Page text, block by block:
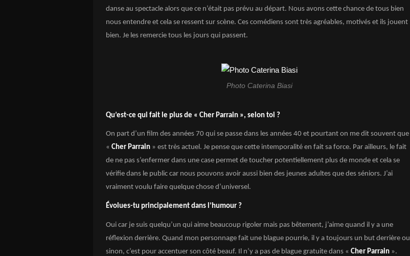
danse au spectacle alors que ce n’était pas prévu au départ. Nous avons cette chance de tous bien
nous entendre et cela se ressent sur scène. Ces comédiens sont très agréables, motivés et ils jouent
bien. Je les remercie tous les jours qui passent.
Photo Caterina Biasi
Qu’est-ce qui fait le plus de « Cher Parrain », selon toi ?
On part d’un film des années 70 qui se passe dans les années 40 et pourtant on me dit souvent que
« Cher Parrain » est très actuel. Je pense que cette intemporalité en fait sa force. Par ailleurs, le fait
de ne pas s’enfermer dans une case permet de toucher potentiellement plus de monde et cela se
vérifie dans le public car nous pouvons avoir aussi bien des jeunes adultes que des séniors. J’ai
vraiment voulu faire quelque chose d’universel.
Évolues-tu principalement dans l’humour ?
Oui car je suis quelqu’un qui aime beaucoup rigoler mais pas bêtement, j’aime quand il y a une
réflexion derrière. Quand mon personnage fait une blague pourrie, il y a toujours un but derrière ou
sinon, c’est pour accentuer son côté beauf. Il n’y a pas de blague gratuite dans « Cher Parrain ».